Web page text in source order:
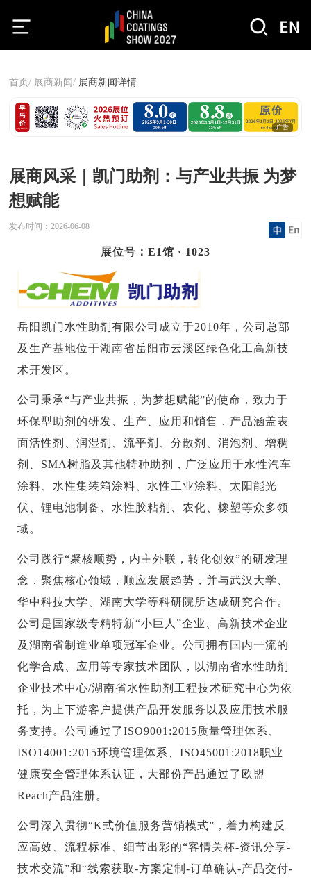
首页/ 展商新闻/ 展商新闻详情
广告
展商风采｜凯门助剂：与产业共振 为梦
想赋能
发布时间： 2026-06-08
展位号：E1馆 · 1023
岳阳凯门水性助剂有限公司成立于2010年，公司总部
及生产基地位于湖南省岳阳市云溪区绿色化工高新技
术开发区。
公司秉承“与产业共振，为梦想赋能”的使命，致力于
环保型助剂的研发、生产、应用和销售，产品涵盖表
面活性剂、润湿剂、流平剂、分散剂、消泡剂、增稠
剂、SMA树脂及其他特种助剂，广泛应用于水性汽车
涂料、水性集装箱涂料、水性工业涂料、太阳能光
伏、锂电池制备、水性胶粘剂、农化、橡塑等众多领
域。
公司践行“聚核顺势，内主外联，转化创效”的研发理
念，聚焦核心领域，顺应发展趋势，并与武汉大学、
华中科技大学、湖南大学等科研院所达成研究合作。
公司是国家级专精特新“小巨人”企业、高新技术企业
及湖南省制造业单项冠军企业。公司拥有国内一流的
化学合成、应用等专家技术团队，以湖南省水性助剂
企业技术中心/湖南省水性助剂工程技术研究中心为依
托，为上下游客户提供产品开发服务以及应用技术服
务支持。公司通过了ISO9001:2015质量管理体系、
ISO14001:2015环境管理体系、ISO45001:2018职业
健康安全管理体系认证，大部份产品通过了欧盟
Reach产品注册。
公司深入贯彻“K式价值服务营销模式”，着力构建反
应高效、流程标准、细节出彩的“客情关杯-资讯分享-
技术交流”和“线索获取-方案定制-订单确认-产品交付-